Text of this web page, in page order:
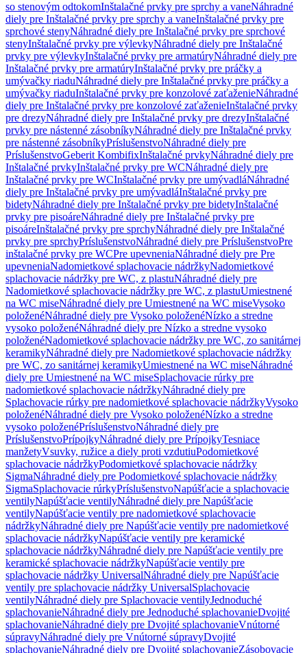
so stenovým odtokomInštalačné prvky pre sprchy a vaneNáhradné
diely pre Inštalačné prvky pre sprchy a vaneInštalačné prvky pre
sprchové stenyNáhradné diely pre Inštalačné prvky pre sprchové
stenyInštalačné prvky pre výlevkyNáhradné diely pre Inštalačné
prvky pre výlevkyInštalačné prvky pre armatúryNáhradné diely pre
Inštalačné prvky pre armatúryInštalačné prvky pre práčky a
umývačky riaduNáhradné diely pre Inštalačné prvky pre práčky a
umývačky riaduInštalačné prvky pre konzolové zaťaženieNáhradné
diely pre Inštalačné prvky pre konzolové zaťaženieInštalačné prvky
pre drezyNáhradné diely pre Inštalačné prvky pre drezyInštalačné
prvky pre nástenné zásobníkyNáhradné diely pre Inštalačné prvky
pre nástenné zásobníkyPríslušenstvoNáhradné diely pre
PríslušenstvoGeberit KombifixInštalačné prvkyNáhradné diely pre
Inštalačné prvkyInštalačné prvky pre WCNáhradné diely pre
Inštalačné prvky pre WCInštalačné prvky pre umývadláNáhradné
diely pre Inštalačné prvky pre umývadláInštalačné prvky pre
bidetyNáhradné diely pre Inštalačné prvky pre bidetyInštalačné
prvky pre pisoáreNáhradné diely pre Inštalačné prvky pre
pisoáreInštalačné prvky pre sprchyNáhradné diely pre Inštalačné
prvky pre sprchyPríslušenstvoNáhradné diely pre PríslušenstvoPre
inštalačné prvky pre WCPre upevneniaNáhradné diely pre Pre
upevneniaNadomietkové splachovacie nádržkyNadomietkové
splachovacie nádržky pre WC, z plastuNáhradné diely pre
Nadomietkové splachovacie nádržky pre WC, z plastuUmiestnené
na WC miseNáhradné diely pre Umiestnené na WC miseVysoko
položenéNáhradné diely pre Vysoko položenéNízko a stredne
vysoko položenéNáhradné diely pre Nízko a stredne vysoko
položenéNadomietkové splachovacie nádržky pre WC, zo sanitárnej
keramikyNáhradné diely pre Nadomietkové splachovacie nádržky
pre WC, zo sanitárnej keramikyUmiestnené na WC miseNáhradné
diely pre Umiestnené na WC miseSplachovacie rúrky pre
nadomietkové splachovacie nádržkyNáhradné diely pre
Splachovacie rúrky pre nadomietkové splachovacie nádržkyVysoko
položenéNáhradné diely pre Vysoko položenéNízko a stredne
vysoko položenéPríslušenstvoNáhradné diely pre
PríslušenstvoPrípojkyNáhradné diely pre PrípojkyTesniace
manžetyVsuvky, ružice a diely proti vzdutiuPodomietkové
splachovacie nádržkyPodomietkové splachovacie nádržky
SigmaNáhradné diely pre Podomietkové splachovacie nádržky
SigmaSplachovacie rúrkyPríslušenstvoNapúšťacie a splachovacie
ventilyNapúšťacie ventilyNáhradné diely pre Napúšťacie
ventilyNapúšťacie ventily pre nadomietkové splachovacie
nádržkyNáhradné diely pre Napúšťacie ventily pre nadomietkové
splachovacie nádržkyNapúšťacie ventily pre keramické
splachovacie nádržkyNáhradné diely pre Napúšťacie ventily pre
keramické splachovacie nádržkyNapúšťacie ventily pre
splachovacie nádržky UniversalNáhradné diely pre Napúšťacie
ventily pre splachovacie nádržky UniversalSplachovacie
ventilyNáhradné diely pre Splachovacie ventilyJednoduché
splachovanieNáhradné diely pre Jednoduché splachovanieDvojité
splachovanieNáhradné diely pre Dvojité splachovanieVnútorné
súpravyNáhradné diely pre Vnútorné súpravyDvojité
splachovanieNáhradné diely pre Dvojité splachovanieZásobovacie